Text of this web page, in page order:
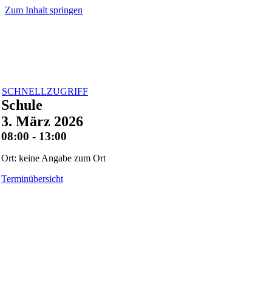
Zum Inhalt springen
SCHNELLZUGRIFF
Schule
3. März 2026
08:00 - 13:00
Ort: keine Angabe zum Ort
Terminübersicht